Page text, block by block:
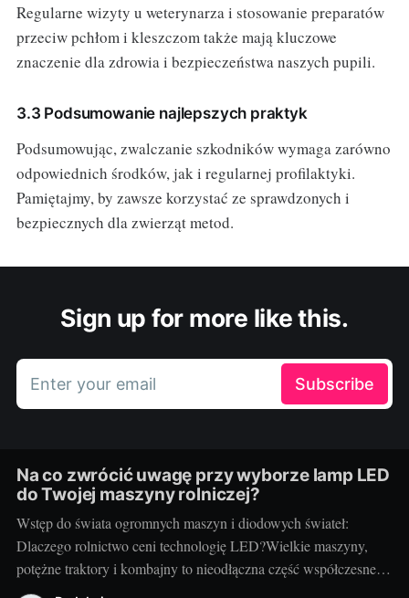
Regularne wizyty u weterynarza i stosowanie preparatów
przeciw pchłom i kleszczom także mają kluczowe
znaczenie dla zdrowia i bezpieczeństwa naszych pupili.
3.3 Podsumowanie najlepszych praktyk
Podsumowując, zwalczanie szkodników wymaga zarówno
odpowiednich środków, jak i regularnej profilaktyki.
Pamiętajmy, by zawsze korzystać ze sprawdzonych i
bezpiecznych dla zwierząt metod.
Sign up for more like this.
Enter your email Subscribe
Na co zwrócić uwagę przy wyborze lamp LED
do Twojej maszyny rolniczej?
Wstęp do świata ogromnych maszyn i diodowych świateł:
Dlaczego rolnictwo ceni technologię LED?Wielkie maszyny,
potężne traktory i kombajny to nieodłączna część współczesnego
rolnictwa. Każdy kto prowadzi gospodarstwo wie, jak ważna jest